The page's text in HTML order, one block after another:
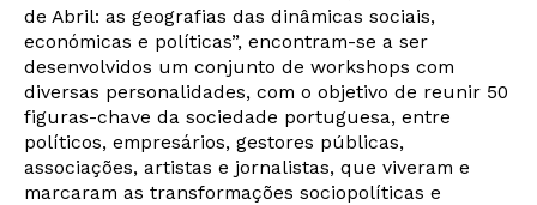
de Abril: as geografias das dinâmicas sociais,
económicas e políticas”, encontram-se a ser
desenvolvidos um conjunto de workshops com
diversas personalidades, com o objetivo de reunir 50
figuras-chave da sociedade portuguesa, entre
políticos, empresários, gestores públicas,
associações, artistas e jornalistas, que viveram e
marcaram as transformações sociopolíticas e